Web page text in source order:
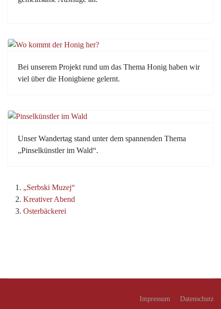
Bei unserem Projekt rund um das Thema Honig haben wir
viel über die Honigbiene gelernt.
Unser Wandertag stand unter dem spannenden Thema
„Pinselkünstler im Wald“.
„Serbski Muzej“
Kreativer Abend
Osterbäckerei
Impressum Datenschutz